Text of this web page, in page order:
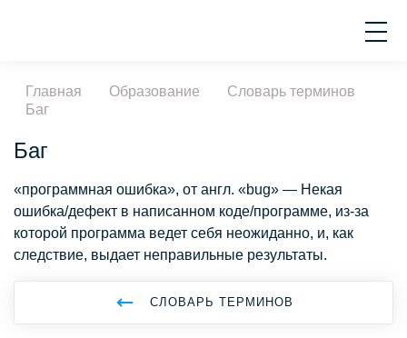
Главная Образование
Словарь терминов
Баг
Баг
«программная ошибка», от англ. «bug» — Некая
ошибка/дефект в написанном коде/программе, из-за
которой программа ведет себя неожиданно, и, как
следствие, выдает неправильные результаты.
СЛОВАРЬ ТЕРМИНОВ